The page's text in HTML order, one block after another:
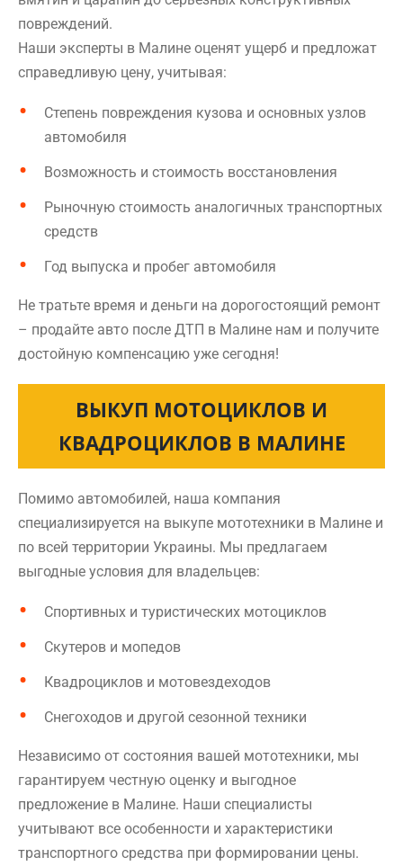
повреждений.
Наши эксперты в Малине оценят ущерб и предложат
справедливую цену, учитывая:
Степень повреждения кузова и основных узлов
автомобиля
Возможность и стоимость восстановления
Рыночную стоимость аналогичных транспортных
средств
Год выпуска и пробег автомобиля
Не тратьте время и деньги на дорогостоящий ремонт
– продайте авто после ДТП в Малине нам и получите
достойную компенсацию уже сегодня!
ВЫКУП МОТОЦИКЛОВ И
КВАДРОЦИКЛОВ В МАЛИНЕ
Помимо автомобилей, наша компания
специализируется на выкупе мототехники в Малине и
по всей территории Украины. Мы предлагаем
выгодные условия для владельцев:
Спортивных и туристических мотоциклов
Скутеров и мопедов
Квадроциклов и мотовездеходов
Снегоходов и другой сезонной техники
Независимо от состояния вашей мототехники, мы
гарантируем честную оценку и выгодное
предложение в Малине. Наши специалисты
учитывают все особенности и характеристики
транспортного средства при формировании цены.